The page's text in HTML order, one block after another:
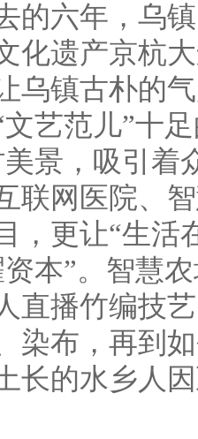
六年，乌镇
化遗产京杭
乌镇古朴的
艺范儿”十
美景，吸引着
联网医院、
，更让“生活
本”。智慧
直播竹编技
染布，再到
长的水乡人